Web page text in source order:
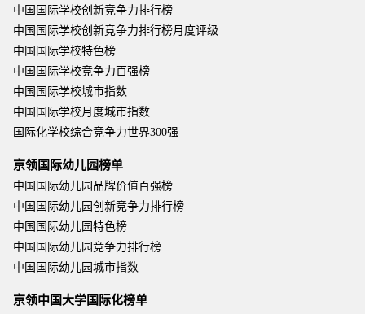
中国国际学校创新竞争力排行榜
中国国际学校创新竞争力排行榜月度评级
中国国际学校特色榜
中国国际学校竞争力百强榜
中国国际学校城市指数
中国国际学校月度城市指数
国际化学校综合竞争力世界300强
京领国际幼儿园榜单
中国国际幼儿园品牌价值百强榜
中国国际幼儿园创新竞争力排行榜
中国国际幼儿园特色榜
中国国际幼儿园竞争力排行榜
中国国际幼儿园城市指数
京领中国大学国际化榜单